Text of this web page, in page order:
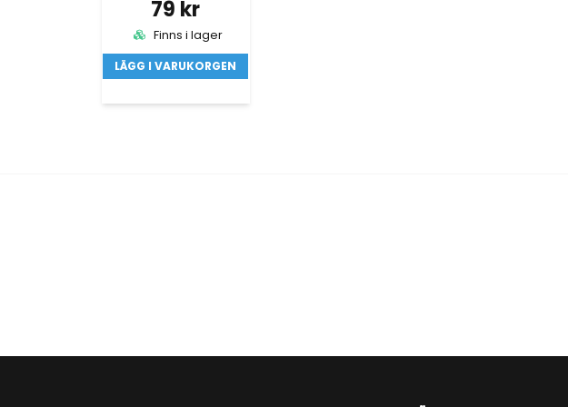
79 kr
Finns i lager
LÄGG I VARUKORGEN